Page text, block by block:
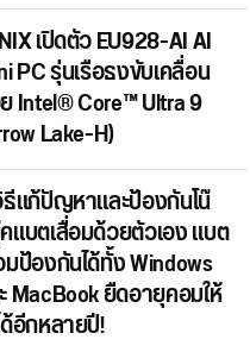
เปิดตัว EU928-AI AI
PC รุ่นเรือธงขับเคลื่อน
Intel® Core™ Ultra 9
Lake-H)
แก้ปัญหาและป้องกันโน๊
แบตเสื่อมด้วยตัวเอง แบต
มป้องกันได้ทั้ง Windows
MacBook ยืดอายุคอมให้
อีกหลายปี!